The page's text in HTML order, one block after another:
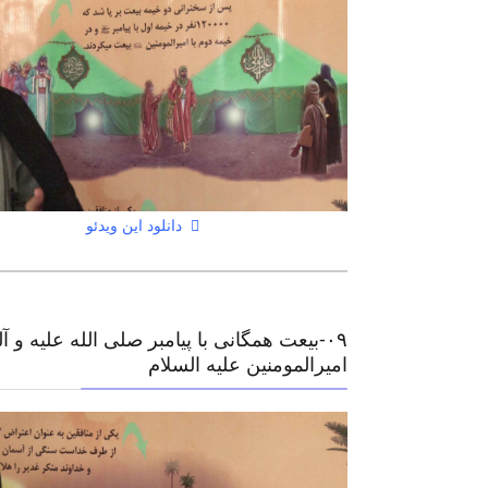
دانلود این ویدئو
۰٩-بیعت همگانی با پیامبر صلی الله علیه و
امیرالمومنین علیه السلام